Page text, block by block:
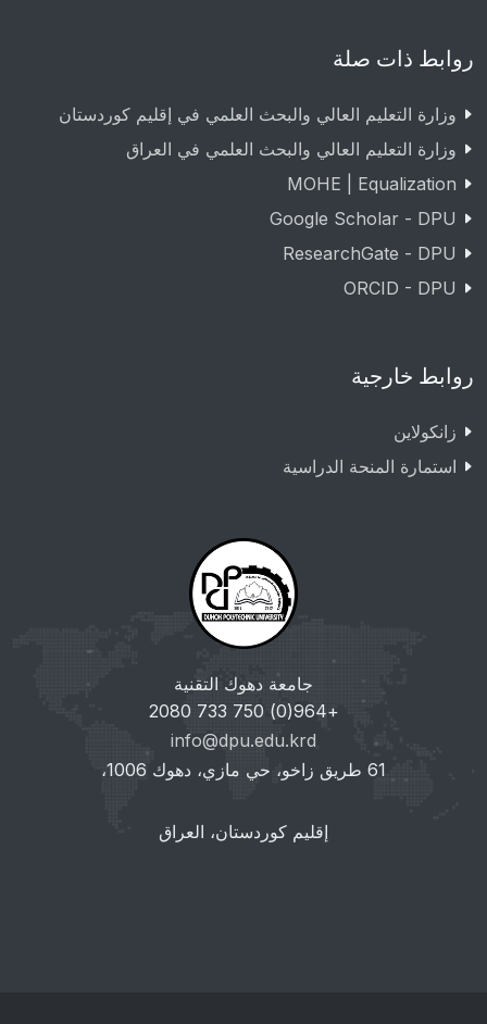
روابط ذات صلة
وزارة التعليم العالي والبحث العلمي في إقليم كوردستان
وزارة التعليم العالي والبحث العلمي في العراق
MOHE | Equalization
Google Scholar - DPU
ResearchGate - DPU
ORCID - DPU
روابط خارجية
زانکولاین
استمارة المنحة الدراسية
جامعة دهوك التقنية
+964(0) 750 733 2080
info@dpu.edu.krd
61 طريق زاخو، حي مازي، دهوك 1006،
إقليم كوردستان، العراق